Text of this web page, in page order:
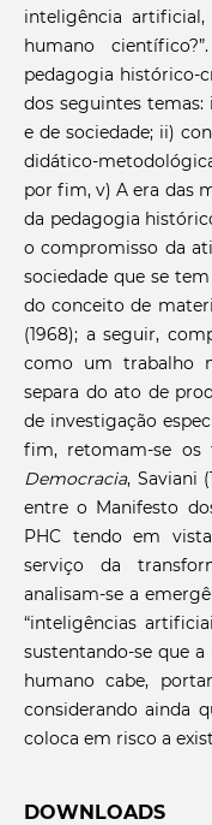
inteligência
humano
pedagogia histórico-
dos seguintes
e de sociedade; ii)
didático-
por fim, v) A era das
da pedagogia
o compromisso da
sociedade que se
do conceito de
(1968); a seguir,
como um trabalho
separa do ato de
de investigação
fim, retomam-se os
Democracia, Saviani
entre o Manifesto
PHC tendo em
serviço da
analisam-se a
“inteligências
sustentando-se que
humano cabe,
considerando ainda
coloca em risco a
DOWNLOADS